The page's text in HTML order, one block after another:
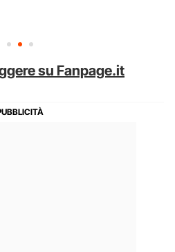
su Fanpage.it